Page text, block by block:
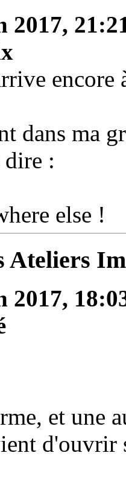
2017,
encore
dans ma
dire :
else !
Ateliers
2017,
et une
d'ouvrir